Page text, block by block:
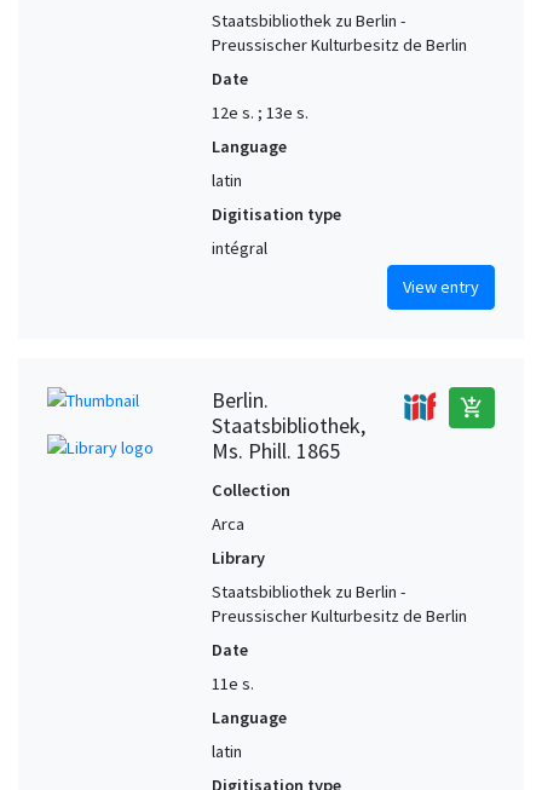
Staatsbibliothek zu Berlin -
Preussischer Kulturbesitz de Berlin
Date
12e s. ; 13e s.
Language
latin
Digitisation type
intégral
View entry
Berlin.
Staatsbibliothek,
Ms. Phill. 1865
add_shopping_cart
Collection
Arca
Library
Staatsbibliothek zu Berlin -
Preussischer Kulturbesitz de Berlin
Date
11e s.
Language
latin